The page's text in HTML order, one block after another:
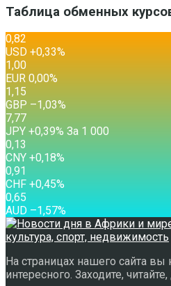
Таблица обменных
0,82
USD +0,33%
1,00
EUR 0,00%
1,15
GBP –1,03%
7,77
JPY +0,39% За 1 000
0,13
CNY +0,18%
0,91
CHF +0,45%
0,65
AUD –1,57%
На страницах нашего сайта вы
интересного. Заходите,